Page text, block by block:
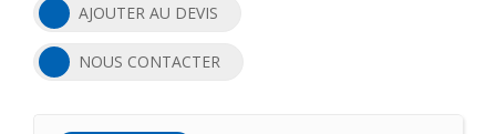
AJOUTER AU DEVIS
NOUS CONTACTER